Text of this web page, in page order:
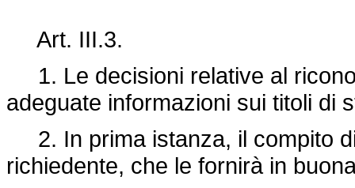
Art. III.3.
1. Le decisioni relative al
adeguate informazioni sui titoli di
2. In prima istanza, il compito
richiedente, che le fornirà in